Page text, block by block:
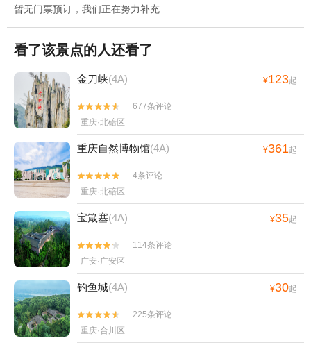
暂无门票预订，我们正在努力补充
看了该景点的人还看了
金刀峡(4A) ¥123起


677条评论
重庆·北碚区
重庆自然博物馆(4A) ¥361起


4条评论
重庆·北碚区
宝箴塞(4A) ¥35起


114条评论
广安·广安区
钓鱼城(4A) ¥30起


225条评论
重庆·合川区